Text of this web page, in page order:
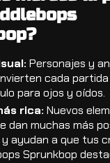
Personajes y
cada partida
para ojos y oídos.
rica: Nuevos
dan muchas más
ayudan a que tus
Sprunkbop